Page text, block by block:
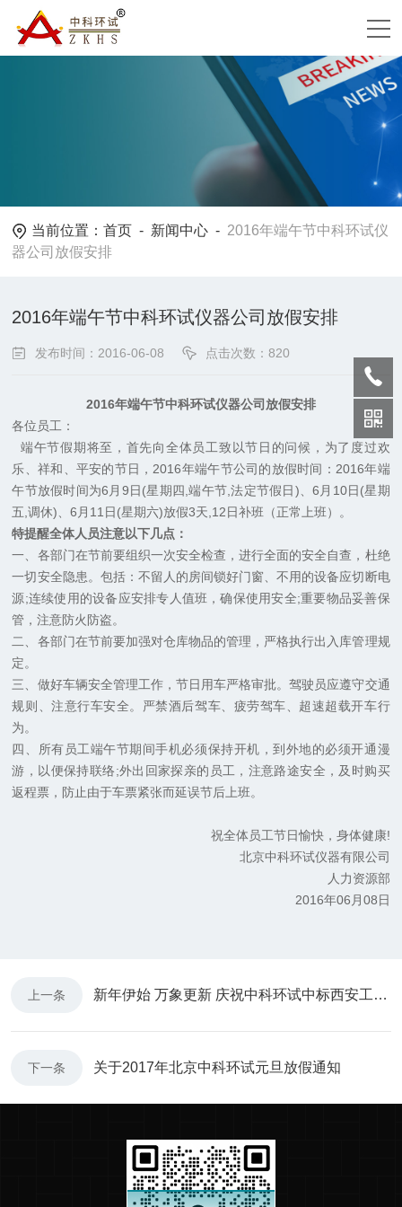
当前位置：首页 - 新闻中心 - 2016年端午节中科环试仪
器公司放假安排
2016年端午节中科环试仪器公司放假安排
发布时间：2016-06-08 点击次数：820
2016年端午节中科环试仪器公司放假安排
各位员工：
端午节假期将至，首先向全体员工致以节日的问候，为了度过欢
乐、祥和、平安的节日，2016年端午节公司的放假时间：2016年端
午节放假时间为6月9日(星期四,端午节,法定节假日)、6月10日(星期
五,调休)、6月11日(星期六)放假3天,12日补班（正常上班）。
特提醒全体人员注意以下几点：
一、各部门在节前要组织一次安全检查，进行全面的安全自查，杜绝
一切安全隐患。包括：不留人的房间锁好门窗、不用的设备应切断电
源;连续使用的设备应安排专人值班，确保使用安全;重要物品妥善保
管，注意防火防盗。
二、各部门在节前要加强对仓库物品的管理，严格执行出入库管理规
定。
三、做好车辆安全管理工作，节日用车严格审批。驾驶员应遵守交通
规则、注意行车安全。严禁酒后驾车、疲劳驾车、超速超载开车行
为。
四、所有员工端午节期间手机必须保持开机，到外地的必须开通漫
游，以便保持联络;外出回家探亲的员工，注意路途安全，及时购买
返程票，防止由于车票紧张而延误节后上班。
祝全体员工节日愉快，身体健康!
北京中科环试仪器有限公司
人力资源部
2016年06月08日
上一条 新年伊始 万象更新 庆祝中科环试中标西安工程大学设备采购项目
下一条 关于2017年北京中科环试元旦放假通知